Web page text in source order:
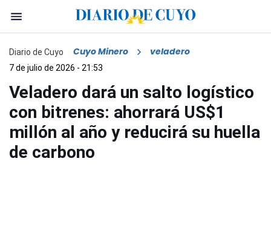
Diario de Cuyo Cuyo Minero veladero
7 de julio de 2026 - 21:53
Veladero dará un salto logístico
con bitrenes: ahorrará US$1
millón al año y reducirá su huella
de carbono